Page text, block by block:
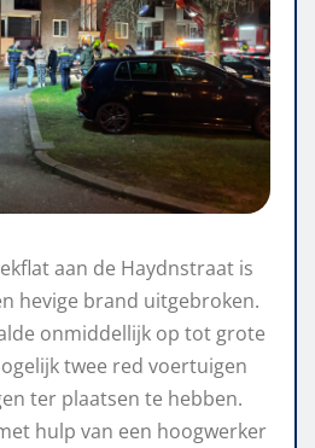
aan de Haydnstraat is
hevige brand uitgebroken.
onmiddellijk op tot grote
twee red voertuigen
ter plaatsen te hebben.
hulp van een hoogwerker